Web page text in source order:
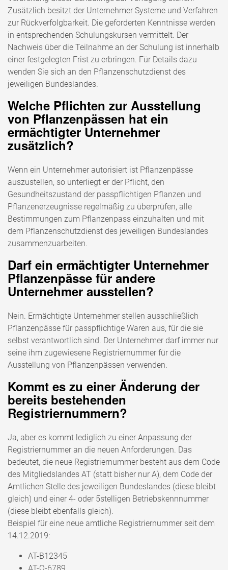
Zusätzlich besitzt der Unternehmer Systeme und Verfahren
zur Rückverfolgbarkeit. Die geforderten Kenntnisse werden
in entsprechenden Schulungskursen vermittelt. Der
Nachweis über die Teilnahme an der Schulung ist innerhalb
einer festgelegten Frist zu erbringen. Für Details dazu
wenden Sie sich an den Pflanzenschutzdienst des
jeweiligen Bundeslandes.
Welche Pflichten zur Ausstellung
von Pflanzenpässen hat ein
ermächtigter Unternehmer
zusätzlich?
Wenn ein Unternehmer autorisiert ist Pflanzenpässe
auszustellen, so unterliegt er der Pflicht, den
Gesundheitszustand der passpflichtigen Pflanzen und
Pflanzenerzeugnisse regelmäßig zu überprüfen, alle
Bestimmungen zum Pflanzenpass einzuhalten und mit
dem Pflanzenschutzdienst des jeweiligen Bundeslandes
zusammenzuarbeiten.
Darf ein ermächtigter Unternehmer
Pflanzenpässe für andere
Unternehmer ausstellen?
Nein. Ermächtigte Unternehmer stellen ausschließlich
Pflanzenpässe für passpflichtige Waren aus, für die sie
selbst verantwortlich sind. Der Unternehmer darf immer nur
seine ihm zugewiesene Registriernummer für die
Ausstellung von Pflanzenpässen verwenden.
Kommt es zu einer Änderung der
bereits bestehenden
Registriernummern?
Ja, aber es kommt lediglich zu einer Anpassung der
Registriernummer an die neuen Anforderungen. Das
bedeutet, die neue Registriernummer besteht aus dem Code
des Mitgliedslandes AT (statt bisher nur A), dem Code der
Amtlichen Stelle des jeweiligen Bundeslandes (diese bleibt
gleich) und einer 4- oder 5stelligen Betriebskennnummer
(diese bleibt ebenfalls gleich).
Beispiel für eine neue amtliche Registriernummer seit dem
14.12.2019:
AT-B12345